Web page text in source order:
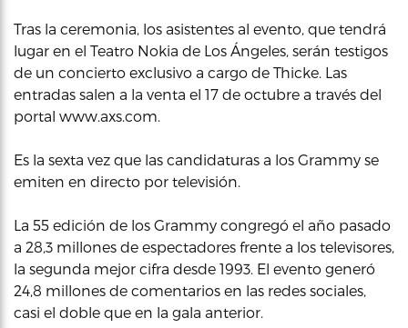
Tras la ceremonia, los asistentes al evento, que tendrá
lugar en el Teatro Nokia de Los Ángeles, serán testigos
de un concierto exclusivo a cargo de Thicke. Las
entradas salen a la venta el 17 de octubre a través del
portal www.axs.com.
Es la sexta vez que las candidaturas a los Grammy se
emiten en directo por televisión.
La 55 edición de los Grammy congregó el año pasado
a 28,3 millones de espectadores frente a los televisores,
la segunda mejor cifra desde 1993. El evento generó
24,8 millones de comentarios en las redes sociales,
casi el doble que en la gala anterior.